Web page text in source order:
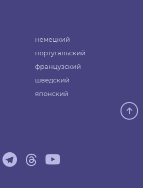
немецкий
португальский
французский
шведский
японский